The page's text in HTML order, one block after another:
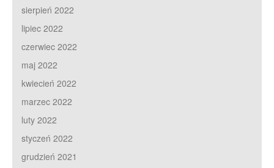
sierpień 2022
lipiec 2022
czerwiec 2022
maj 2022
kwiecień 2022
marzec 2022
luty 2022
styczeń 2022
grudzień 2021